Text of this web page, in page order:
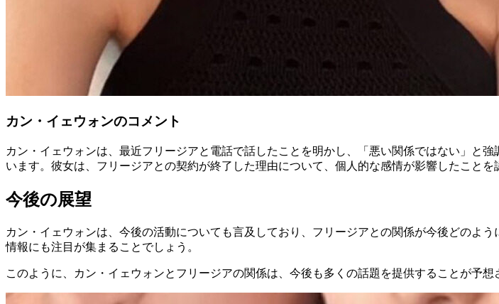
カン・イェウォンのコメント
カン・イェウォンは、最近フリージアと電話で話したことを明かし、「悪い関係ではない」と
います。彼女は、フリージアとの契約が終了した理由について、個人的な感情が影響したことを
今後の展望
カン・イェウォンは、今後の活動についても言及しており、フリージアとの関係が今後どのよ
情報にも注目が集まることでしょう。
このように、カン・イェウォンとフリージアの関係は、今後も多くの話題を提供することが予